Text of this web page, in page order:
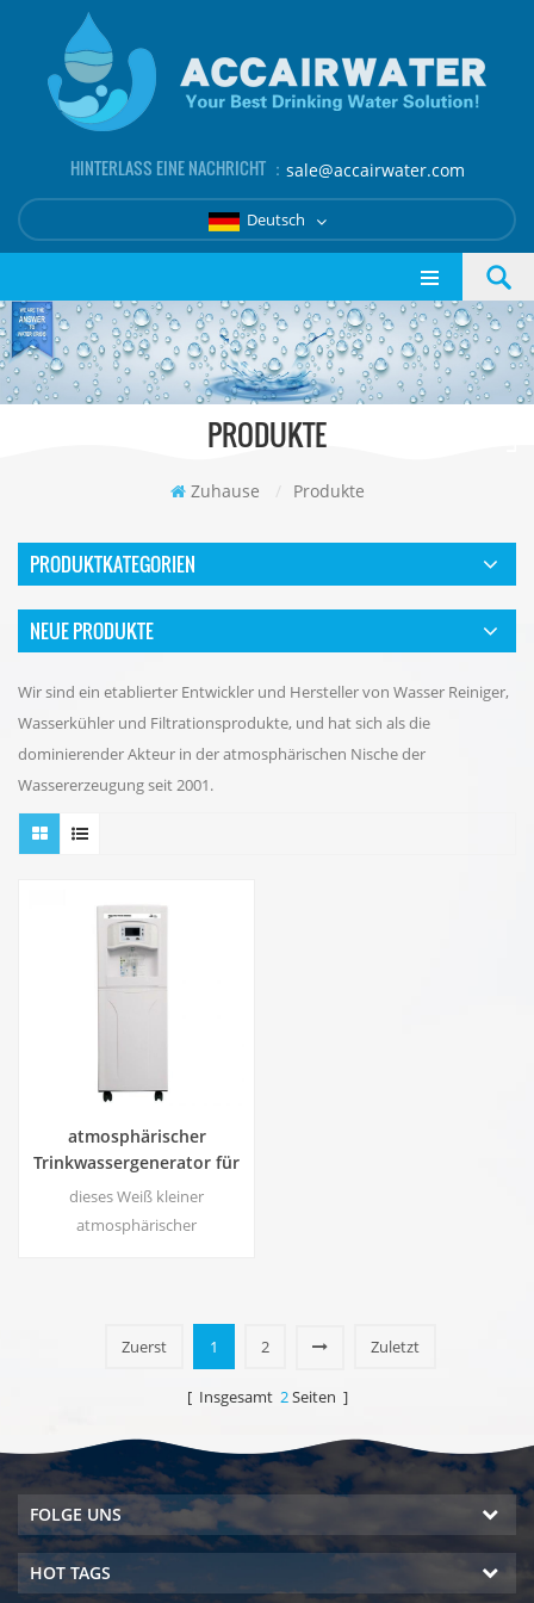
HINTERLASS EINE NACHRICHT ： sale@accairwater.com
Deutsch
PRODUKTE
Zuhause / Produkte
PRODUKTKATEGORIEN
NEUE PRODUKTE
Wir sind ein etablierter Entwickler und Hersteller von Wasser Reiniger,
Wasserkühler und Filtrationsprodukte, und hat sich als die
dominierender Akteur in der atmosphärischen Nische der
Wassererzeugung seit 2001.
atmosphärischer
Trinkwassergenerator für
den Heimgebrauch hr-88c
dieses Weiß kleiner
atmosphärischer
Wasserleistung. LCD-
Bildschirm. Lagerkapazität: 16
Zuerst 1 2 Zuletzt
[ Insgesamt 2Seiten ]
FOLGE UNS
HOT TAGS